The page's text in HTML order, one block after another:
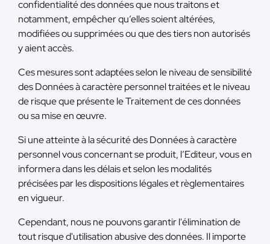
confidentialité des données que nous traitons et
notamment, empêcher qu’elles soient altérées,
modifiées ou supprimées ou que des tiers non autorisés
y aient accès.
Ces mesures sont adaptées selon le niveau de sensibilité
des Données à caractère personnel traitées et le niveau
de risque que présente le Traitement de ces données
ou sa mise en œuvre.
Si une atteinte à la sécurité des Données à caractère
personnel vous concernant se produit, l’Editeur, vous en
informera dans les délais et selon les modalités
précisées par les dispositions légales et règlementaires
en vigueur.
Cependant, nous ne pouvons garantir l'élimination de
tout risque d'utilisation abusive des données. Il importe